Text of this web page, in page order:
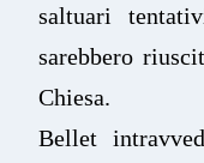
saltuari
sarebbero
Chiesa.
Bellet